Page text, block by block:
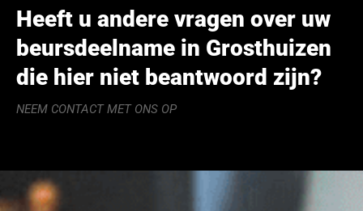
Heeft u andere vragen over uw
beursdeelname in Grosthuizen
die hier niet beantwoord zijn?
NEEM CONTACT MET ONS OP